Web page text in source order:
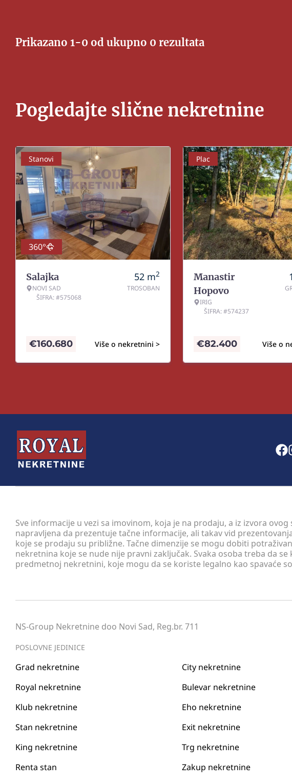
Prikazano 1-0 od ukupno 0 rezultata
Pogledajte slične nekretnine
Stanovi
360°
Salajka
NOVI SAD
ŠIFRA: #575068
52 m2
TROSOBAN
Više o nekretnini >
€160.680
Plac
Manastir
Hopovo
IRIG
ŠIFRA: #574237
Više o
€82.400
Sve informacije u vezi sa imovinom, koja je na prodaju, a iz izvora
napravljena da prezentuje tačne informacije, ali takav vid
koje se prodaju su približne. Tačne dimenzije se mogu dobiti
nekretnina koje se nude nije pravni zaključak. Svaka osoba treba da
predmetnoj nekretnini, koje mogu da se koriste legalno kao spavaće
NS-Group Nekretnine doo Novi Sad, Reg.br. 711
POSLOVNE JEDINICE
Grad nekretnine City nekretnine
Royal nekretnine
Bulevar nekretnine
Klub nekretnine
Eho nekretnine
Stan nekretnine
Exit nekretnine
King nekretnine
Trg nekretnine
Renta stan
Zakup nekretnine